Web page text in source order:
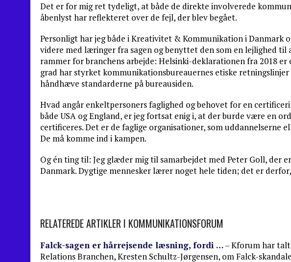
Det er for mig ret tydeligt, at både de direkte involverede
åbenlyst har reflekteret over de fejl, der blev begået.
Personligt har jeg både i Kreativitet & Kommunikation i Danmark
videre med læringer fra sagen og benyttet den som en lejlighed til
rammer for branchens arbejde: Helsinki-deklarationen fra 2018
grad har styrket kommunikationsbureauernes etiske
håndhæve standarderne på bureausiden.
Hvad angår enkeltpersoners faglighed og behovet for en
både USA og England, er jeg fortsat enig i, at der burde være en
certificeres. Det er de faglige organisationer, som uddannelserne
De må komme ind i kampen.
Og én ting til: Jeg glæder mig til samarbejdet med Peter Goll, der
Danmark. Dygtige mennesker lærer noget hele tiden; det er
RELATEREDE ARTIKLER I KOMMUNIKATIONSFORUM
Falck-sagen er hårrejsende læsning, fordi …– Kforum har
Relations Branchen, Kresten Schultz-Jørgensen, om Falck-